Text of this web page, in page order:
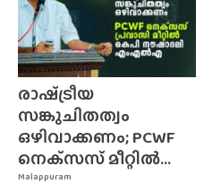
Malappuram
രാഷ്‌ട്രീയ
സങ്കുചിതത്വം
ഒഴിവാക്കണം; PCWF
നെക്‌സസ്‌ മീറ്റിൽ...